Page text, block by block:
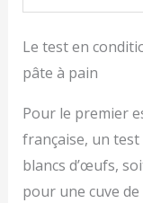
Le test en
pâte à pain
Pour le premier
française, un
blancs d’œufs,
pour une cuve